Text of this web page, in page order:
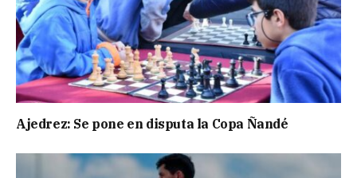
Ajedrez: Se pone en disputa la Copa Ñandé